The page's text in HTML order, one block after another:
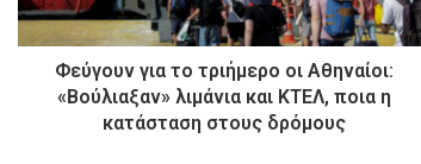
Φεύγουν για το τριήμερο οι Αθηναίοι:
«Βούλιαξαν» λιμάνια και ΚΤΕΛ, ποια η
κατάσταση στους δρόμους